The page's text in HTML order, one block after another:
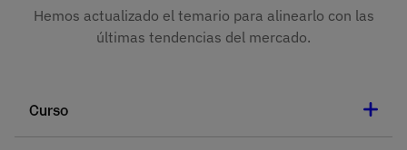
Hemos actualizado el temario para alinearlo con las
últimas tendencias del mercado.
Curso